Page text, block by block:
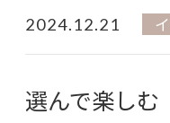
2024.12.21
選んで楽し